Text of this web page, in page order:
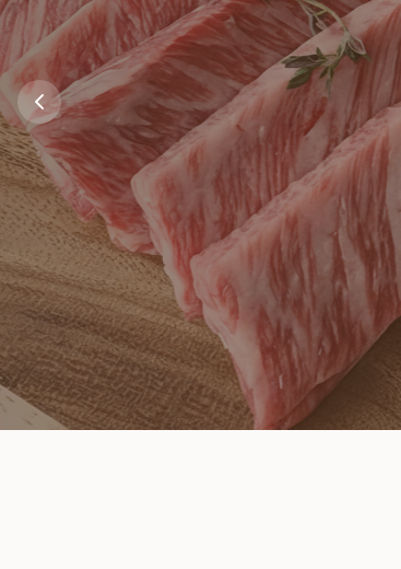
당일 출고
오후 2시 이전 주문
당일 냉장 발송
전체 상품 보기